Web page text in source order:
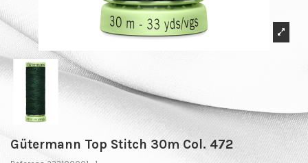
Gütermann Top Stitch 30m Col. 472